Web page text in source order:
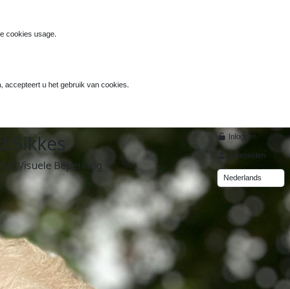
cookies usage.
accepteert u het gebruik van cookies.
ikkes
Visuele Beperking
Inloggen
Aanmelden